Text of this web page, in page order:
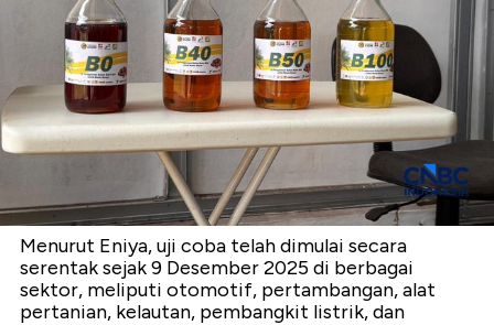
Menurut Eniya, uji coba telah dimulai secara
serentak sejak 9 Desember 2025 di berbagai
sektor, meliputi otomotif, pertambangan, alat
pertanian, kelautan, pembangkit listrik, dan